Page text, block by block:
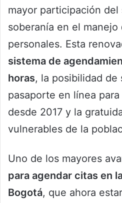
mayor participación
soberanía en el manejo
personales. Esta
sistema de
horas, la posibilidad de
pasaporte en línea
desde 2017 y la
vulnerables de la
Uno de los mayores
para agendar citas en
Bogotá, que ahora